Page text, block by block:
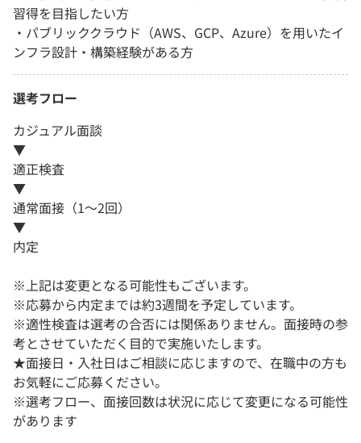
習得を目指したい方
・パブリッククラウド（AWS、GCP、Azure）を用いたイ
ンフラ設計・構築経験がある方
選考フロー
カジュアル面談
▼
適正検査
▼
通常面接（1～2回）
▼
内定
※上記は変更となる可能性もございます。
※応募から内定までは約3週間を予定しています。
※適性検査は選考の合否には関係ありません。面接時の参
考とさせていただく目的で実施いたします。
★面接日・入社日はご相談に応じますので、在職中の方も
お気軽にご応募ください。
※選考フロー、面接回数は状況に応じて変更になる可能性
があります